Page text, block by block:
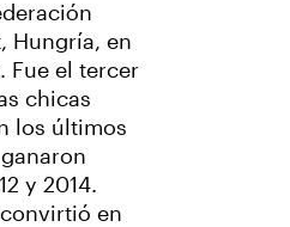
Hungría, en
Fue el tercer
chicas
los últimos
y 2014.
en